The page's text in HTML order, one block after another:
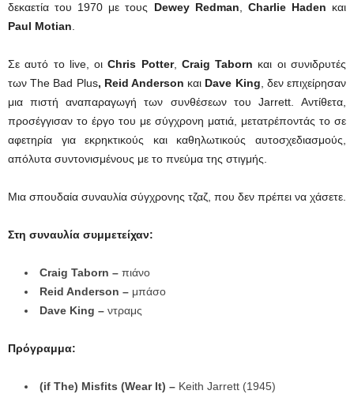
δεκαετία του 1970 με τους Dewey Redman, Charlie Haden και
Paul Motian.
Σε αυτό το live, oιChris Potter, Craig Taborn και οι συνιδρυτές
των The Bad Plus, Reid Anderson και Dave King, δεν επιχείρησαν
μια πιστή αναπαραγωγή των συνθέσεων του Jarrett. Αντίθετα,
προσέγγισαν το έργο του με σύγχρονη ματιά, μετατρέποντάς το σε
αφετηρία για εκρηκτικούς και καθηλωτικούς αυτοσχεδιασμούς,
απόλυτα συντονισμένους με το πνεύμα της στιγμής.
Μια σπουδαία συναυλία σύγχρονης τζαζ, που δεν πρέπει να χάσετε.
Στη συναυλία συμμετείχαν:
Craig Taborn – πιάνο
Reid Anderson – μπάσο
Dave King – ντραμς
Πρόγραμμα:
(if The) Misfits (Wear It) – Keith Jarrett (1945)